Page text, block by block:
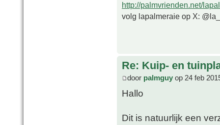
http://palmvrienden.net/
volg lapalmeraie op X:
Re: Kuip- en
door palmguy op 24 feb
Hallo
Dit is natuurlijk een